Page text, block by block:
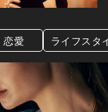
恋愛 ライフスタ